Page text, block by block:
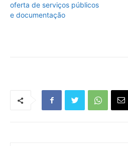
oferta de serviços públicos
e documentação